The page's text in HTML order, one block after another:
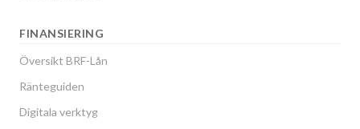
FINANSIERING
Översikt BRF-Lån
Ränteguiden
Digitala verktyg